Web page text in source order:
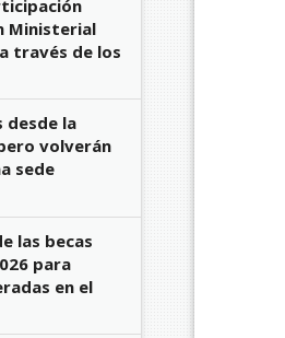
Ministerial
través de los
desde la
volverán
sede
las becas
para
en el